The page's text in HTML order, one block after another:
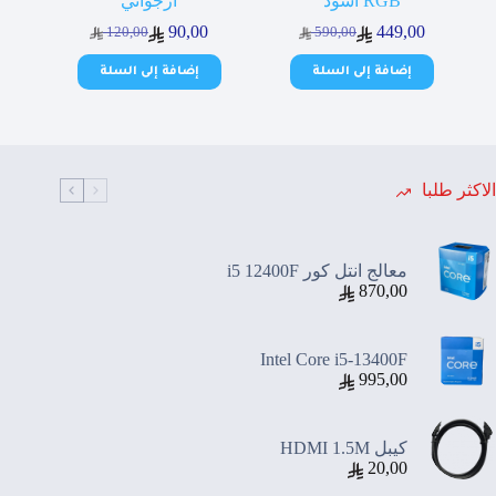
590,00
السعر
الأصلي
هو:
449,00
السعر
الحالي
هو:
إضافة إلى السلة
120,00
السعر
الأصلي
هو:
90,00
السعر
الحالي
هو:
إضافة إلى السلة
الاكثر طلبا
معالج انتل كور i5 12400F
870,00
Intel Core i5-13400F
995,00
كيبل HDMI 1.5M
20,00